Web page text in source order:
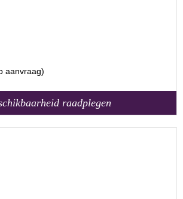
aanvraag)
raadplegen